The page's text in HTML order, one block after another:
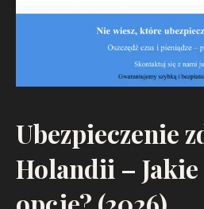
Ubezpieczenie
Holandii – Jakie